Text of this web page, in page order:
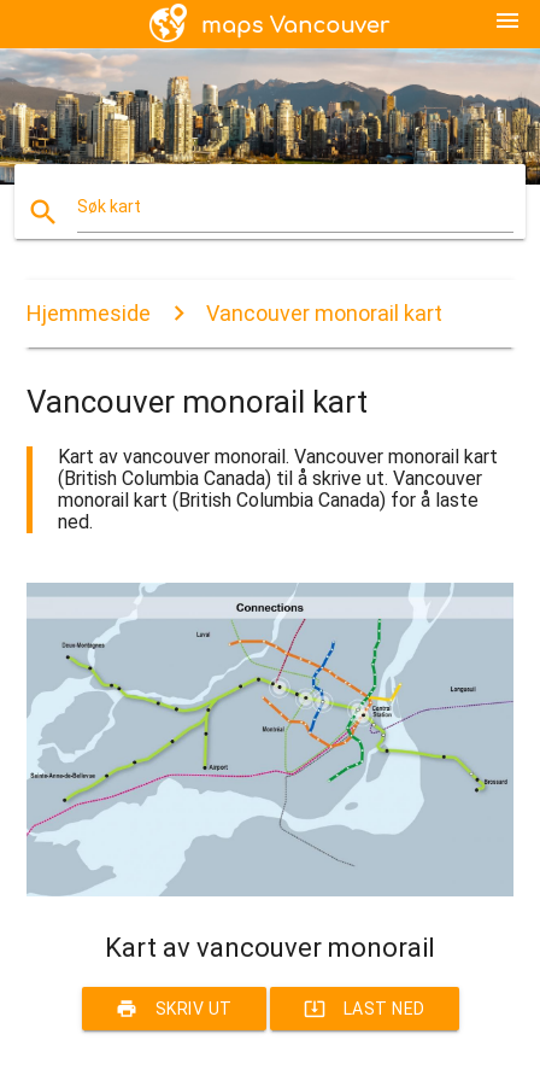
menu
search Søk kart
Hjemmeside Vancouver monorail kart
Vancouver monorail kart
Kart av vancouver monorail. Vancouver monorail kart
(British Columbia Canada) til å skrive ut. Vancouver
monorail kart (British Columbia Canada) for å laste
ned.
Kart av vancouver monorail
print SKRIV UT system_update_alt LAST NED